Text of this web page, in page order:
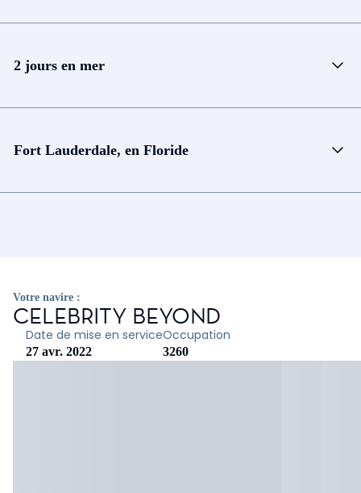
2 jours en mer
Fort Lauderdale, en Floride
Votre navire :
CELEBRITY BEYOND
Date de mise en service
27 avr. 2022
Occupation
3260